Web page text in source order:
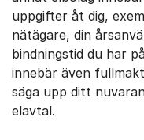
uppgifter åt dig,
nätägare, din
bindningstid du har
innebär även
säga upp ditt
elavtal.